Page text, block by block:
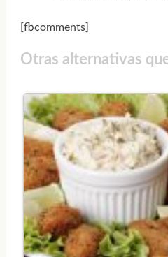
[fbcomments]
Otras alternativas